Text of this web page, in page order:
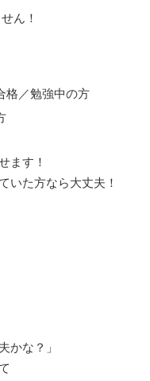
ん！
格／勉強中の方
ます！
いた方なら大丈夫！
かな？」